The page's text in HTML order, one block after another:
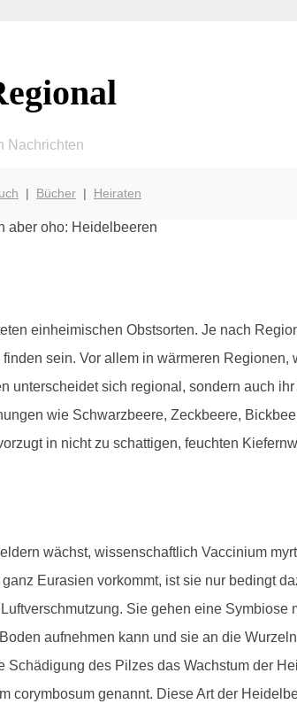
Nachrichten
| Bücher| Heiraten
einheimischen Obstsorten. Je nach
sein. Vor allem in wärmeren Regionen,
unterscheidet sich regional, sondern auch
wie Schwarzbeere, Zeckbeere,
in nicht zu schattigen, feuchten
wächst, wissenschaftlich Vaccinium
Eurasien vorkommt, ist sie nur bedingt
Sie gehen eine Symbiose
aufnehmen kann und sie an die
des Pilzes das Wachstum der
corymbosum genannt. Diese Art der